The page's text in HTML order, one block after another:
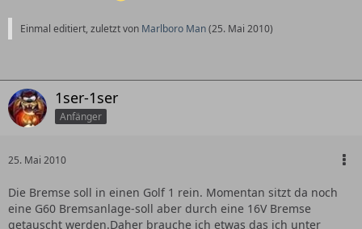
Einmal editiert, zuletzt von Marlboro Man(25. Mai 2010)
1ser-1ser
Anfänger
25. Mai 2010
Die Bremse soll in einen Golf 1 rein. Momentan sitzt da noch
eine G60 Bremsanlage-soll aber durch eine 16V Bremse
getauscht werden.Daher brauche ich etwas das ich unter